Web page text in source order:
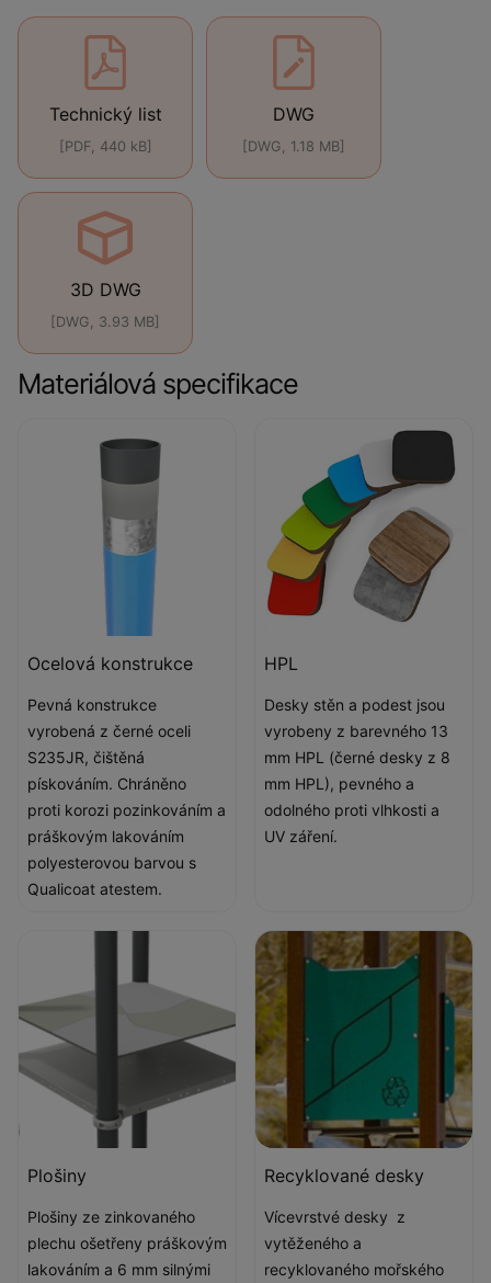
Technický list
[PDF, 440 kB]
DWG
[DWG, 1.18 MB]
3D DWG
[DWG, 3.93 MB]
Materiálová specifikace
Ocelová konstrukce
Pevná konstrukce
vyrobená z černé oceli
S235JR, čištěná
pískováním. Chráněno
proti korozi pozinkováním a
práškovým lakováním
polyesterovou barvou s
Qualicoat atestem.
HPL
Desky stěn a podest jsou
vyrobeny z barevného 13
mm HPL (černé desky z 8
mm HPL), pevného a
odolného proti vlhkosti a
UV záření.
Plošiny
Plošiny ze zinkovaného
plechu ošetřeny práškovým
lakováním a 6 mm silnými
Recyklované desky
Vícevrstvé desky z
vytěženého a
recyklovaného mořského